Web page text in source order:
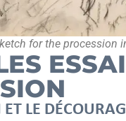
for the procession
LE